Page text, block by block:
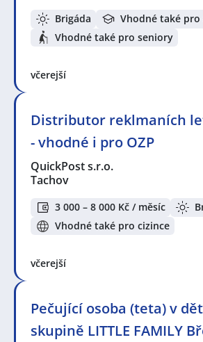
Brigáda
Vhodné také
Vhodné také pro seniory
včerejší
Distributor reklmaních
- vhodné i pro OZP
QuickPost s.r.o.
Tachov
3 000 – 8 000 Kč / měsíc
Vhodné také pro cizince
včerejší
Pečující osoba (teta) v
skupině LITTLE FAMILY